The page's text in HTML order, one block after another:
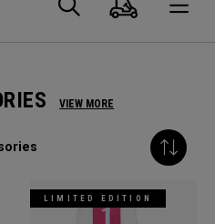
Suche
VIEW MORE
LIMITED EDITION